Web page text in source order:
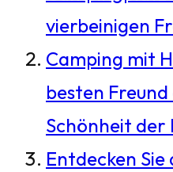
vierbeinigen
Camping mit
besten
Schönheit
Entdecken